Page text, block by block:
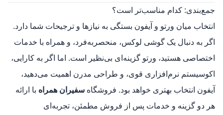
جمع‌بندی: کدام مناسب‌تر است؟
انتخاب میان ورتو و آیفون بستگی به نیازها و ترجیحات شما دارد.
اگر به دنبال یک گوشی لوکس، منحصر‌به‌فرد، و همراه با خدمات
اختصاصی هستید، ورتو گزینه‌ای بی‌نظیر است. اما اگر به کارایی،
اکوسیستم نرم‌افزاری قوی، و طراحی مدرن اهمیت می‌دهید،
آیفون انتخاب بهتری خواهد بود. فروشگاه سفیران همراه با ارائه
هر دو گزینه و خدمات پس از فروش مطمئن، تجربه‌ای